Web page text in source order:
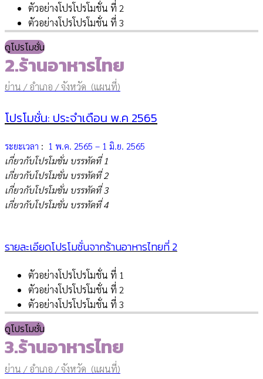
ตัวอย่างโปรโปรโมชั่น ที่ 2
ตัวอย่างโปรโปรโมชั่น ที่ 3
ดูโปรโมชั่น
2.ร้านอาหารไทย
ย่าน / อำเภอ / จังหวัด (แผนที่)
โปรโมชั่น: ประจำเดือน พ.ค 2565
ระยะเวลา : 1 พ.ค. 2565 – 1 มิ.ย. 2565
เกี่ยวกับโปรโมชั่น บรรทัดที่ 1
เกี่ยวกับโปรโมชั่น บรรทัดที่ 2
เกี่ยวกับโปรโมชั่น บรรทัดที่ 3
เกี่ยวกับโปรโมชั่น บรรทัดที่ 4
รายละเอียดโปรโมชั่นจากร้านอาหารไทยที่ 2
ตัวอย่างโปรโปรโมชั่น ที่ 1
ตัวอย่างโปรโปรโมชั่น ที่ 2
ตัวอย่างโปรโปรโมชั่น ที่ 3
ดูโปรโมชั่น
3.ร้านอาหารไทย
ย่าน / อำเภอ / จังหวัด (แผนที่)